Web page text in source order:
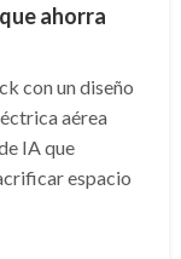
ahorra
con un diseño
aérea
IA que
espacio